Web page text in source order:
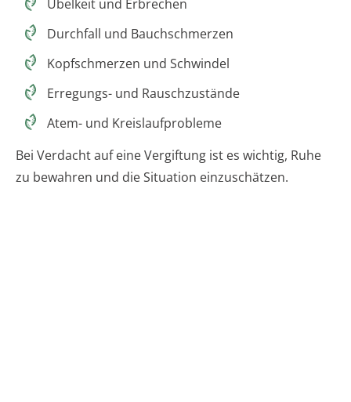
Übelkeit und Erbrechen
Durchfall und Bauchschmerzen
Kopfschmerzen und Schwindel
Erregungs- und Rauschzustände
Atem- und Kreislaufprobleme
Bei Verdacht auf eine Vergiftung ist es wichtig, Ruhe
zu bewahren und die Situation einzuschätzen.